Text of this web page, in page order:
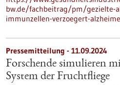
bw.de/fachbeitrag/pm/gezielte-
immunzellen-verzoegert-
Pressemitteilung - 11.09.2024
Forschende simulieren
System der Fruchtfliege